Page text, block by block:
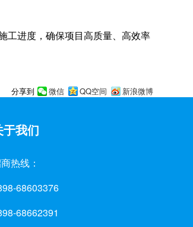
工进度，确保项目高质量、高效率
分享到 微信 QQ空间 新浪微博
于我们
热线：
68603376
68662391